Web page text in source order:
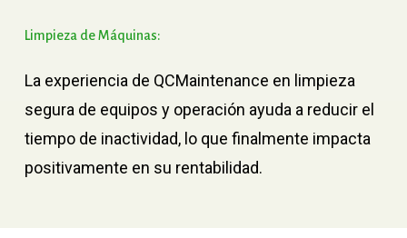
Limpieza deMáquinas:
La experiencia de QCMaintenance en limpieza
segura de equipos y operación ayuda a reducir el
tiempo de inactividad, lo que finalmente impacta
positivamente en su rentabilidad.